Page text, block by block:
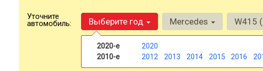
Уточните
автомобиль: Выберите год
2020-е
2020
2010-е
2012 2013 2014 2015 2016
Mercedes W415